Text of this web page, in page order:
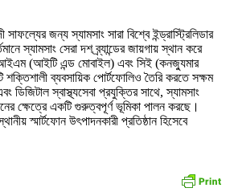
সাফল্যের জন্য স্যামসাং সারা বিশ্বে ইন্ড্রাস্ট্রিলিডার
স্যামসাং সেরা দশ ব্র্যান্ডের জায়গায় স্থান করে
আইএম (আইটি এন্ড মোবাইল) এবং সিই (কনজ্যুমার
শক্তিশালী ব্যবসায়িক পোর্টফোলিও তৈরি করতে সক্ষম
ডিজিটাল স্বাস্থ্যসেবা প্রযুক্তির সাথে, স্যামসাং
ক্ষেত্রে একটি গুরুত্বপূর্ণ ভূমিকা পালন করছে।
স্মার্টফোন উৎপাদনকারী প্রতিষ্ঠান হিসেবে